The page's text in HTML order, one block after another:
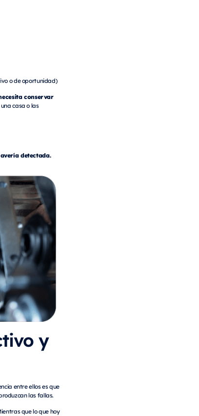
o de oportunidad)
conservar
casa o las
detectada.
y
entre ellos es que
las fallas.
que lo que hoy